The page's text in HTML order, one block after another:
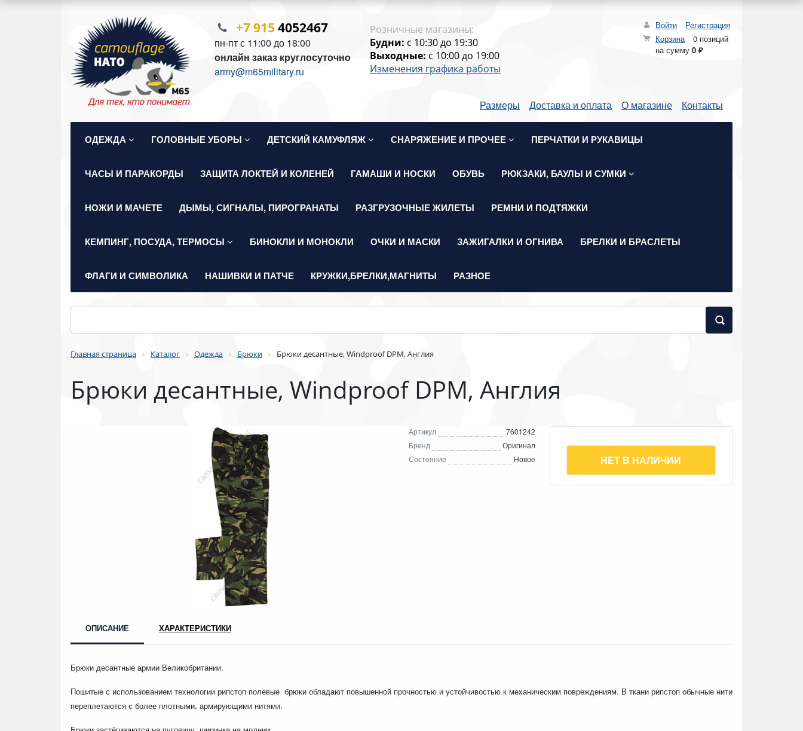
Войти
Регистрация
Корзина
0 позиций
на сумму 0 ₽
+7 915 4052467
пн-пт с 11:00 до 18:00
онлайн заказ круглосуточно
army@m65military.ru
Розничные магазины:
Будни: c 10:30 до 19:30
Выходные: c 10:00 до 19:00
Изменения графика работы
Размеры Доставка и оплата О магазине Контакты
ОДЕЖДА ГОЛОВНЫЕ УБОРЫ ДЕТСКИЙ КАМУФЛЯЖ СНАРЯЖЕНИЕ И ПРОЧЕЕ ПЕРЧАТКИ И РУКАВИЦЫ
ЧАСЫ И ПАРАКОРДЫ ЗАЩИТА ЛОКТЕЙ И КОЛЕНЕЙ ГАМАШИ И НОСКИ ОБУВЬ РЮКЗАКИ, БАУЛЫ И СУМКИ
НОЖИ И МАЧЕТЕ ДЫМЫ, СИГНАЛЫ, ПИРОГРАНАТЫ РАЗГРУЗОЧНЫЕ ЖИЛЕТЫ РЕМНИ И ПОДТЯЖКИ
КЕМПИНГ, ПОСУДА, ТЕРМОСЫ БИНОКЛИ И МОНОКЛИ ОЧКИ И МАСКИ ЗАЖИГАЛКИ И ОГНИВА БРЕЛКИ И БРАСЛЕТЫ
ФЛАГИ И СИМВОЛИКА НАШИВКИ И ПАТЧЕ КРУЖКИ,БРЕЛКИ,МАГНИТЫ РАЗНОЕ
Главная страница Каталог Одежда Брюки Брюки десантные, Windproof DPM, Англия
Брюки десантные, Windproof DPM, Англия
Артикул
7601242
Бренд
Оригинал
Состояние
Новое НЕТ В НАЛИЧИИ
ОПИСАНИЕ ХАРАКТЕРИСТИКИ
Брюки десантные армии Великобритании.
Пошитые с использованием технологии рипстоп полевые брюки обладают повышенной прочностью и устойчивостью к механическим повреждениям. В ткани рипстоп обычные нити
переплетаются с более плотными, армирующими нитями.